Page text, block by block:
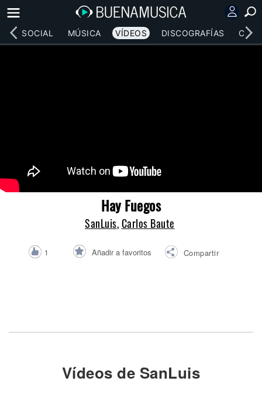
RED SOCIAL MÚSICA VÍDEOS DISCOGRAFÍAS
Hay Fuegos
SanLuis,Carlos Baute
1 Añadir a favoritos Compartir
Vídeos de SanLuis